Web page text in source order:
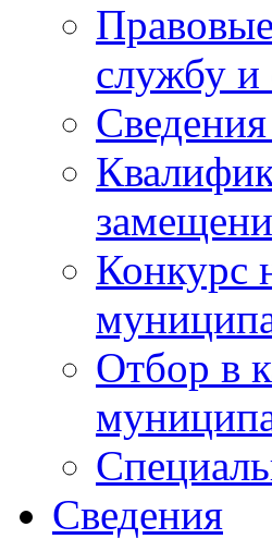
службу и
Конкурс
Отбор в
Сведения